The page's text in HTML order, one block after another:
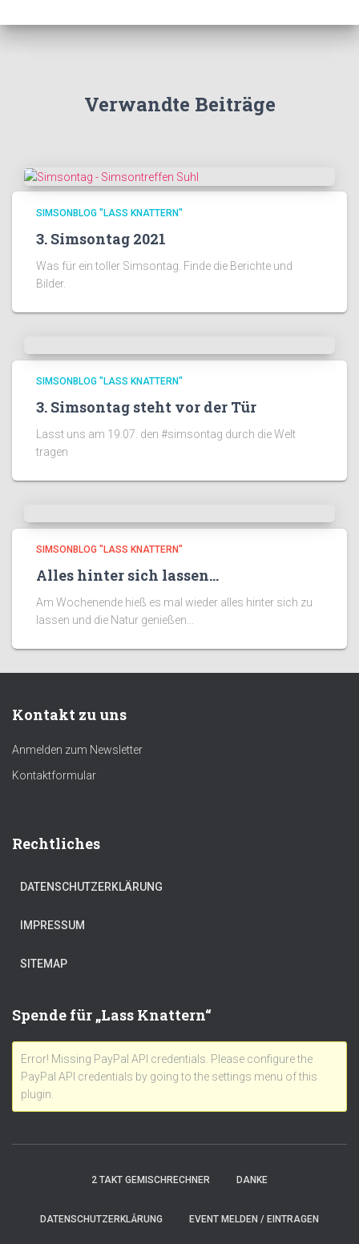
Verwandte Beiträge
SIMSONBLOG "LASS KNATTERN"
3. Simsontag 2021
Was für ein toller Simsontag. Finde die Berichte und
Bilder.
SIMSONBLOG "LASS KNATTERN"
3. Simsontag steht vor der Tür
Lasst uns am 19.07. den #simsontag durch die Welt
tragen
SIMSONBLOG "LASS KNATTERN"
Alles hinter sich lassen…
Am Wochenende hieß es mal wieder alles hinter sich zu
lassen und die Natur genießen...
Kontakt zu uns
Anmelden zum Newsletter
Kontaktformular
Rechtliches
DATENSCHUTZERKLÄRUNG
IMPRESSUM
SITEMAP
Spende für „Lass Knattern“
Error! Missing PayPal API credentials. Please configure the
PayPal API credentials by going to the settings menu of this
plugin.
2 TAKT GEMISCHRECHNER DANKE
DATENSCHUTZERKLÄRUNG EVENT MELDEN / EINTRAGEN